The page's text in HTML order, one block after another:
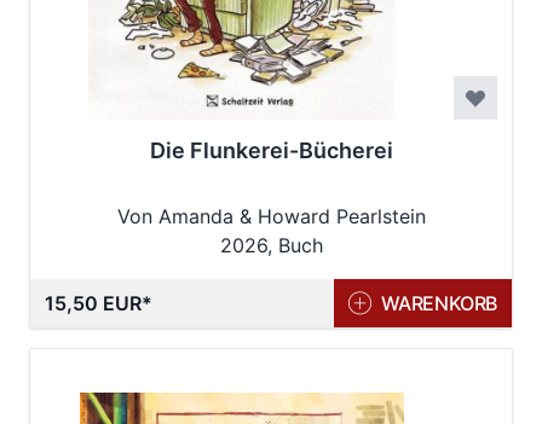
Die Flunkerei-Bücherei
Von Amanda & Howard Pearlstein
2026, Buch
15,50 EUR WARENKORB